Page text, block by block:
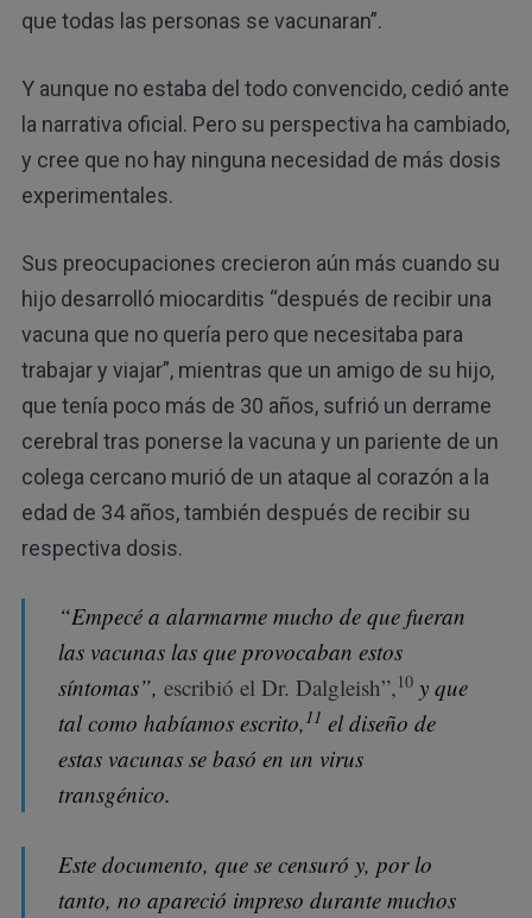
que todas las personas se vacunaran”.
Y aunque no estaba del todo convencido, cedió ante
la narrativa oficial. Pero su perspectiva ha cambiado,
y cree que no hay ninguna necesidad de más dosis
experimentales.
Sus preocupaciones crecieron aún más cuando su
hijo desarrolló miocarditis “después de recibir una
vacuna que no quería pero que necesitaba para
trabajar y viajar”, mientras que un amigo de su hijo,
que tenía poco más de 30 años, sufrió un derrame
cerebral tras ponerse la vacuna y un pariente de un
colega cercano murió de un ataque al corazón a la
edad de 34 años, también después de recibir su
respectiva dosis.
“Empecé a alarmarme mucho de que fueran
las vacunas las que provocaban estos
síntomas”, escribió el Dr. Dalgleish”,10 y que
tal como habíamos escrito,11 el diseño de
estas vacunas se basó en un virus
transgénico.
Este documento, que se censuró y, por lo
tanto, no apareció impreso durante muchos